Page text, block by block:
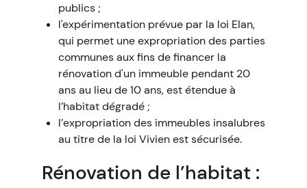
publics ;
l'expérimentation prévue par la loi Elan,
qui permet une expropriation des parties
communes aux fins de financer la
rénovation d'un immeuble pendant 20
ans au lieu de 10 ans, est étendue à
l’habitat dégradé ;
l’expropriation des immeubles insalubres
au titre de la loi Vivien est sécurisée.
Rénovation de l’habitat :